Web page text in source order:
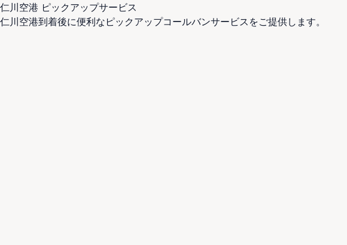
仁川空港 ピックアップサービス
仁川空港到着後に便利なピックアップコールバンサービスをご提供します。